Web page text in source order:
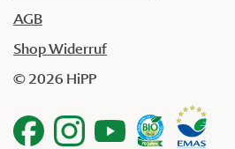
AGB
Shop Widerruf
© 2026 HiPP